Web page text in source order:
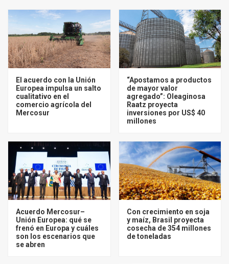
El acuerdo con la Unión
Europea impulsa un salto
cualitativo en el
comercio agrícola del
Mercosur
“Apostamos a productos
de mayor valor
agregado”: Oleaginosa
Raatz proyecta
inversiones por US$ 40
millones
Acuerdo Mercosur–
Unión Europea: qué se
frenó en Europa y cuáles
son los escenarios que
se abren
Con crecimiento en soja
y maíz, Brasil proyecta
cosecha de 354 millones
de toneladas